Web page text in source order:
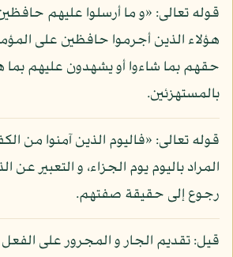
قوله تعالى: «و ما أرسلوا عليهم
هؤلاء الذين أجرموا حافظين على
حقهم بما شاءوا أو يشهدون عليهم بما
بالمستهزئين.
قوله تعالى: «فاليوم الذين آمنوا من
المراد باليوم يوم الجزاء، و التعبير عن
رجوع إلى حقيقة صفتهم.
قيل: تقديم الجار و المجرور على